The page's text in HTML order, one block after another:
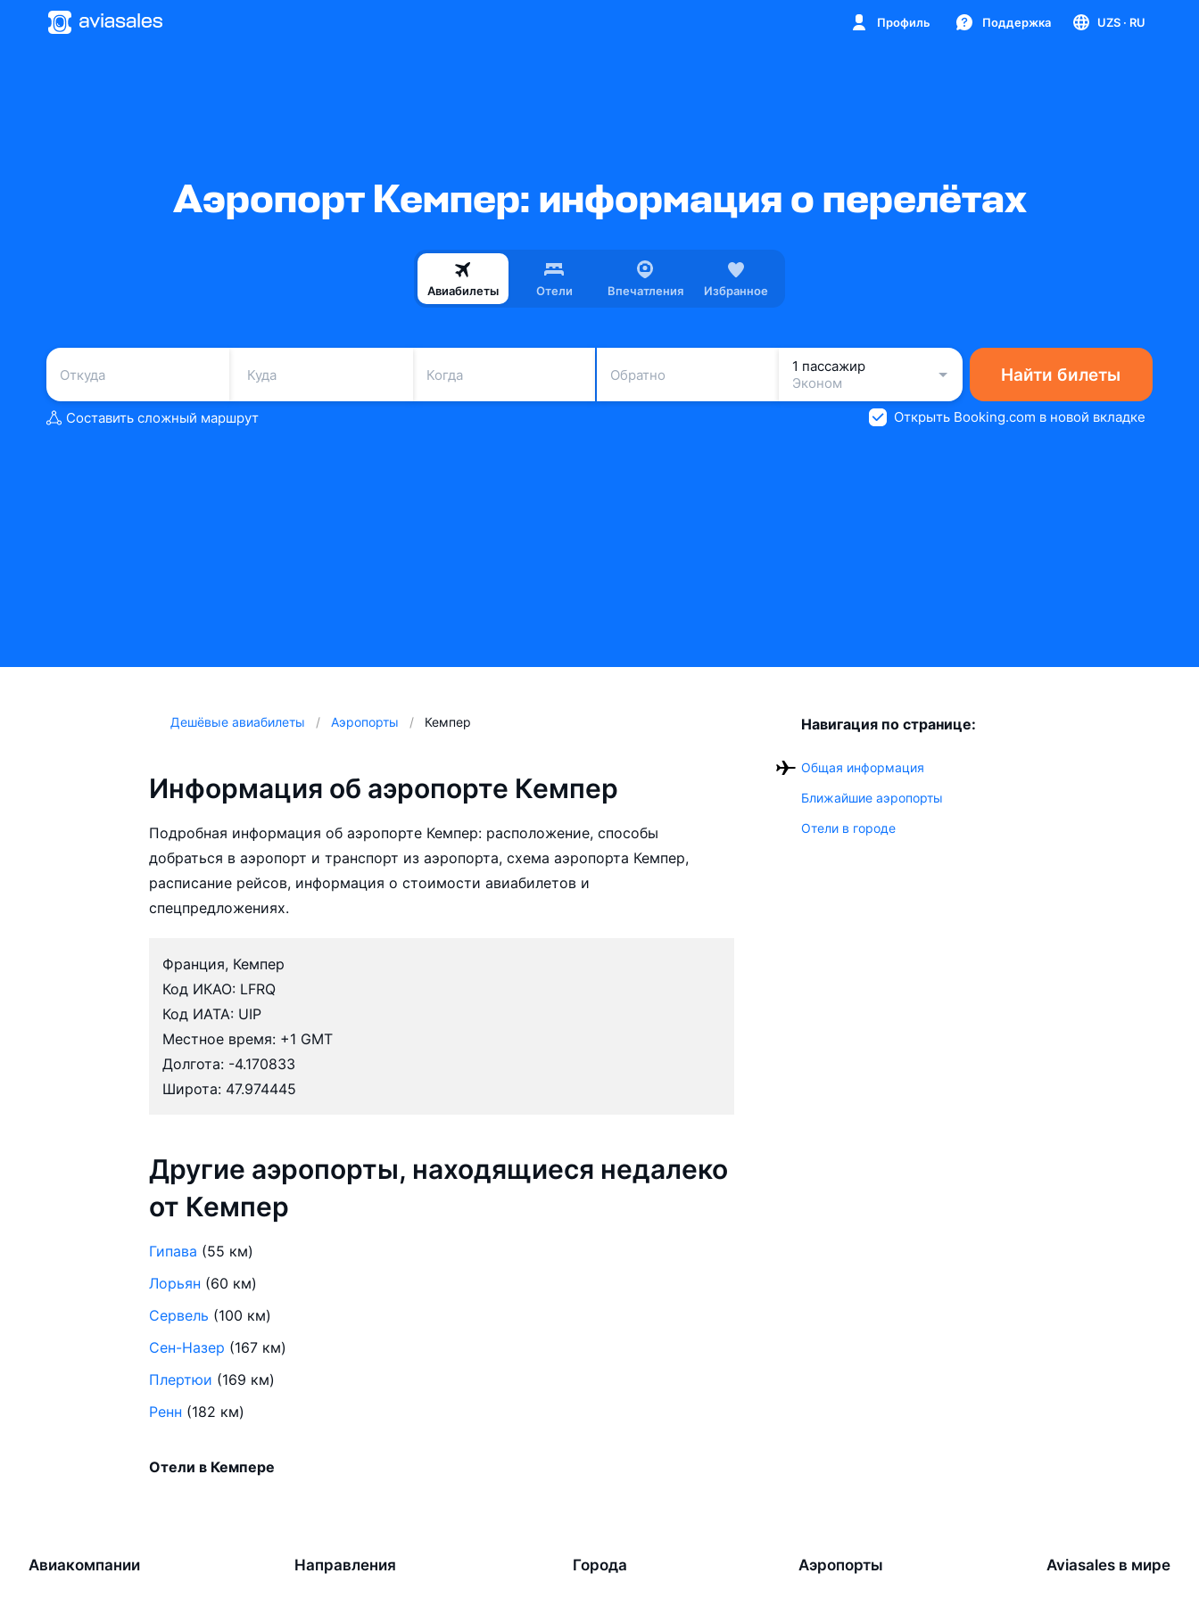
Профиль Поддержка UZS · RU
Аэропорт Кемпер: информация о перелётах
Авиабилеты Отели Впечатления Избранное
Когда Обратно
1 пассажир
Эконом
Найти билеты
Составить сложный маршрут Открыть Booking.com в новой вкладке
Дешёвые авиабилеты Аэропорты Кемпер
Информация об аэропорте Кемпер
Подробная информация об аэропорте Кемпер: расположение, способы
добраться в аэропорт и транспорт из аэропорта, схема аэропорта Кемпер,
расписание рейсов, информация о стоимости авиабилетов и
спецпредложениях.
Франция, Кемпер
Код ИКАО: LFRQ
Код ИАТА: UIP
Местное время: +1 GMT
Долгота: -4.170833
Широта: 47.974445
Другие аэропорты, находящиеся недалеко
от Кемпер
Гипава (55 км)
Лорьян (60 км)
Сервель (100 км)
Сен-Назер (167 км)
Плертюи (169 км)
Ренн (182 км)
Отели в Кемпере
Навигация по странице:
Общая информация
Ближайшие аэропорты
Отели в городе
Авиакомпании Направления Города Аэропорты Aviasales в мире